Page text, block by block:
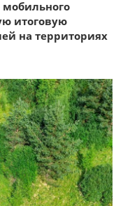
мобильного
итоговую
на территориях